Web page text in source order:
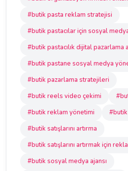
#butik pasta reklam stratejisi
#butik pastacılar için sosyal
#butik pastacılık dijital pazarlama
#butik pastane sosyal medya
#butik pazarlama stratejileri
#butik reels video çekimi
#butik reklam yönetimi
#butik
#butik satışlarını artırma
#butik satışlarını artırmak için
#butik sosyal medya ajansı